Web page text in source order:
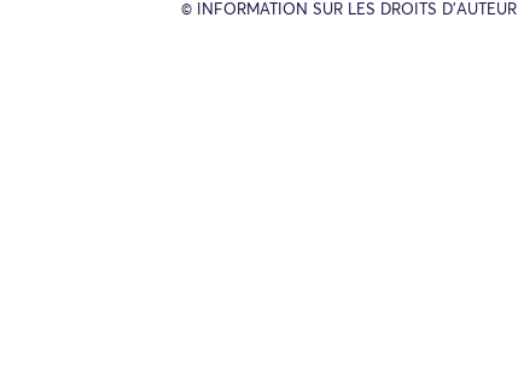
© INFORMATION SUR LES DROITS D’AUTEUR